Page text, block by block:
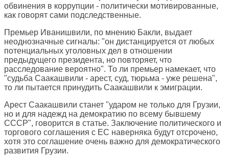
обвинения в коррупции - политически мотивированные,
как говорят сами подследственные.
Премьер Иванишвили, по мнению Бакли, выдает
неоднозначные сигналы: "он дистанцируется от любых
потенциальных уголовных дел в отношении
предыдущего президента, но повторяет, что
расследование вероятно". То ли премьер намекает, что
"судьба Саакашвили - арест, суд, тюрьма - уже решена",
то ли пытается принудить Саакашвили к эмиграции.
Арест Саакашвили станет "ударом не только для Грузии,
но и для надежд на демократию по всему бывшему
СССР", говорится в статье. Заключение политического и
торгового соглашения с ЕС наверняка будут отсрочено,
хотя это соглашение очень важно для демократического
развития Грузии.